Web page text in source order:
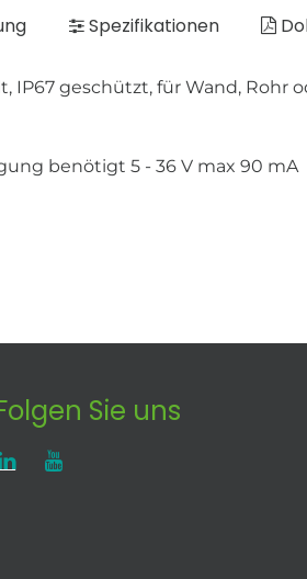
Spezifikationen
IP67 geschützt, für Wand,
benötigt 5 - 36 V max 90 mA
Sie uns